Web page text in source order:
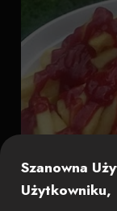
Szanowna
Użytkowniku,